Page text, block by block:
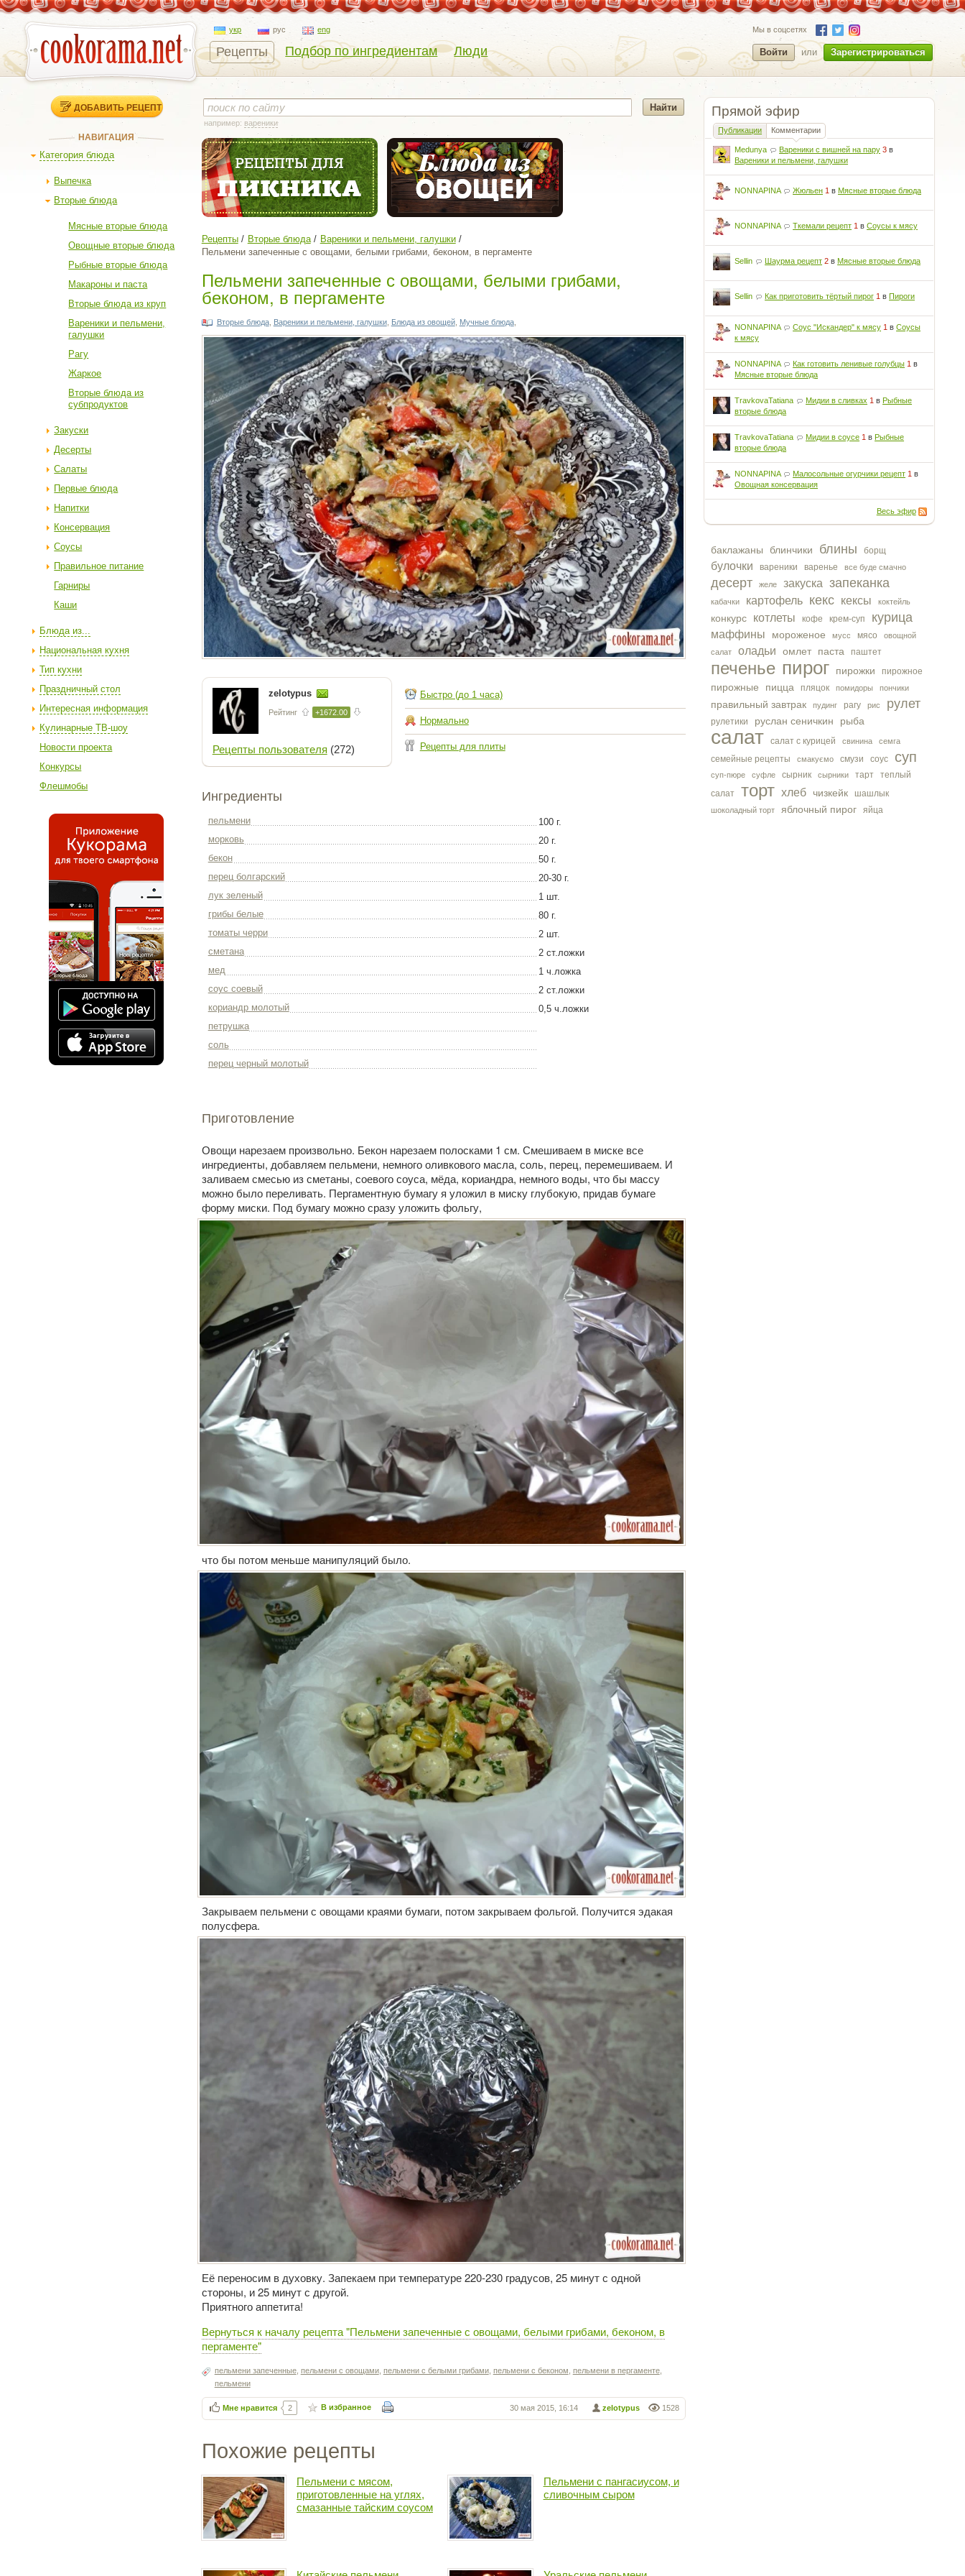
укр рус eng
Рецепты Подбор по ингредиентам Люди
Мы в соцсетях
Войти или Зарегистрироваться
ДОБАВИТЬ РЕЦЕПТ
НАВИГАЦИЯ
Категория блюда
Выпечка
Вторые блюда
Мясные вторые блюда
Овощные вторые блюда
Рыбные вторые блюда
Макароны и паста
Вторые блюда из круп
Вареники и пельмени,
галушки
Рагу
Жаркое
Вторые блюда из
субпродуктов
Закуски
Десерты
Салаты
Первые блюда
Напитки
Консервация
Соусы
Правильное питание
Гарниры
Каши
Блюда из...
Национальная кухня
Тип кухни
Праздничный стол
Интересная информация
Кулинарные ТВ-шоу
Новости проекта
Конкурсы
Флешмобы
Прямой эфир
Публикации Комментарии
Medunya Вареники с вишней на пару 3 в
Вареники и пельмени, галушки
NONNAPINA Жюльен 1 вМясные вторые блюда
NONNAPINA Ткемали рецепт 1 вСоусы к мясу
Sellin Шаурма рецепт 2 вМясные вторые блюда
Sellin Как приготовить тёртый пирог 1 вПироги
NONNAPINA Соус "Искандер" к мясу 1 вСоусы
к мясу
NONNAPINA Как готовить ленивые голубцы 1 в
Мясные вторые блюда
TravkovaTatiana Мидии в сливках 1 вРыбные
вторые блюда
TravkovaTatiana Мидии в соусе 1 вРыбные
вторые блюда
NONNAPINA Малосольные огурчики рецепт 1 в
Овощная консервация
Весь эфир
баклажаны блинчики блины борщ
булочки вареники варенье все буде смачно
десерт желе закуска запеканка
кабачки картофель кекс кексы коктейль
конкурс котлеты кофе крем-суп курица
маффины мороженое мусс мясо
овощной
салат
оладьи омлет паста паштет
печенье пирог пирожки пирожное
пирожные пицца пляцок помидоры пончики
правильный завтрак пудинг рагу рис рулет
рулетики руслан сеничкин рыба
салат салат с курицей свинина семга
семейные рецепты смакуємо смузи соус суп
суп-пюре суфле сырник сырники тарт
теплый
салат
торт хлеб чизкейк шашлык
шоколадный торт яблочный пирог яйца
например: вареники
Рецепты Вторые блюда
Вареники и пельмени, галушки
Пельмени запеченные с овощами, белыми грибами, беконом, в пергаменте
Пельмени запеченные с овощами, белыми грибами,
беконом, в пергаменте
Вторые блюда, Вареники и пельмени, галушки, Блюда из овощей, Мучные блюда,
zelotypus
Рейтинг +1672.00
Рецепты пользователя (272)
Быстро (до 1 часа)
Нормально
Рецепты для плиты
Ингредиенты
пельмени
100 г.
морковь
20 г.
бекон
50 г.
перец болгарский
20-30 г.
лук зеленый
1 шт.
грибы белые
80 г.
томаты черри
2 шт.
сметана
2 ст.ложки
мед
1 ч.ложка
соус соевый
2 ст.ложки
кориандр молотый
0,5 ч.ложки
петрушка
соль
перец черный молотый
Приготовление
Овощи нарезаем произвольно. Бекон нарезаем полосками 1 см. Смешиваем в миске все
ингредиенты, добавляем пельмени, немного оливкового масла, соль, перец, перемешиваем. И
заливаем смесью из сметаны, соевого соуса, мёда, кориандра, немного воды, что бы массу
можно было переливать. Пергаментную бумагу я уложил в миску глубокую, придав бумаге
форму миски. Под бумагу можно сразу уложить фольгу,
что бы потом меньше манипуляций было.
Закрываем пельмени с овощами краями бумаги, потом закрываем фольгой. Получится эдакая
полусфера.
Её переносим в духовку. Запекаем при температуре 220-230 градусов, 25 минут с одной
стороны, и 25 минут с другой.
Приятного аппетита!
Вернуться к началу рецепта "Пельмени запеченные с овощами, белыми грибами, беконом, в
пергаменте"
пельмени запеченные, пельмени с овощами, пельмени с белыми грибами, пельмени с беконом пельмени в пергаменте,
пельмени
1528
zelotypus
30 мая 2015, 16:14
Мне нравится 2 В избранное
Похожие рецепты
Пельмени с мясом,
приготовленные на углях,
смазанные тайским соусом
Пельмени с пангасиусом, и
сливочным сыром